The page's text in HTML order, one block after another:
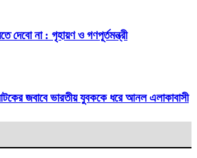
দেবো না : গৃহায়ণ ও গণপূর্তমন্ত্রী
জবাবে ভারতীয় যুবককে ধরে আনল এলাকাবাসী